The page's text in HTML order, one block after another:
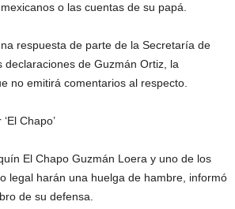
o las cuentas de su papá.
respuesta de parte de la Secretaría de
declaraciones de Guzmán Ortiz, la
no emitirá comentarios al respecto.
Chapo’
El Chapo Guzmán Loera y uno de los
legal harán una huelga de hambre, informó
de su defensa.